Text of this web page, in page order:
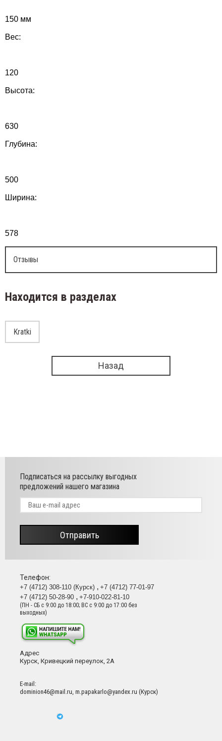
150 мм
Вес:
120
Высота:
630
Глубина:
500
Ширина:
578
Отзывы
Находится в разделах
Kratki
Назад
Телефон:
+7 (4712) 308-110 (Курск)
+7 (4712) 77-01-97
+7 (4712) 50-28-90
+7-910-022-81-10
(ПН - СБ с 9:00 до 18:00; ВС с 9:00 до 17:00 без
выходных)
Адрес
Курск, Кривецкий переулок, 2А
Е-mail:
dominion46@mail.ru, m.papakarlo@yandex.ru (Курск)
Подписаться на рассылку выгодных
предложений нашего магазина
Отправить